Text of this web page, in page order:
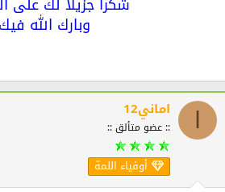
وبارك الله فيك
اماني12
:: عضو متألق ::
أوفياء اللمة